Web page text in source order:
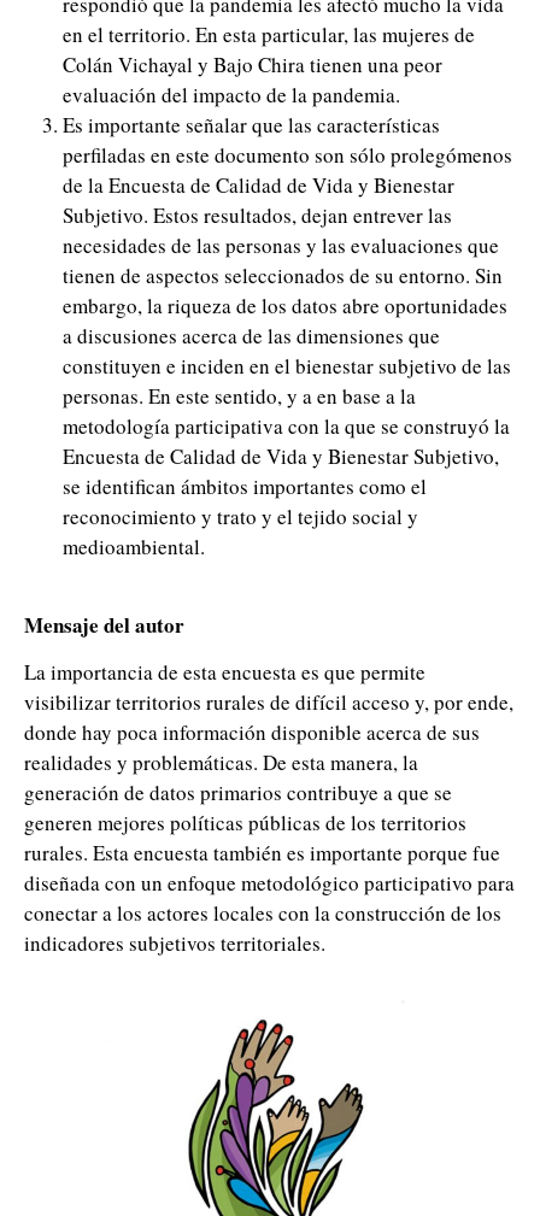
en el territorio. En esta particular, las mujeres de
Colán Vichayal y Bajo Chira tienen una peor
evaluación del impacto de la pandemia.
Es importante señalar que las características
perfiladas en este documento son sólo prolegómenos
de la Encuesta de Calidad de Vida y Bienestar
Subjetivo. Estos resultados, dejan entrever las
necesidades de las personas y las evaluaciones que
tienen de aspectos seleccionados de su entorno. Sin
embargo, la riqueza de los datos abre oportunidades
a discusiones acerca de las dimensiones que
constituyen e inciden en el bienestar subjetivo de las
personas. En este sentido, y a en base a la
metodología participativa con la que se construyó la
Encuesta de Calidad de Vida y Bienestar Subjetivo,
se identifican ámbitos importantes como el
reconocimiento y trato y el tejido social y
medioambiental.
Mensaje del autor
La importancia de esta encuesta es que permite
visibilizar territorios rurales de difícil acceso y, por ende,
donde hay poca información disponible acerca de sus
realidades y problemáticas. De esta manera, la
generación de datos primarios contribuye a que se
generen mejores políticas públicas de los territorios
rurales. Esta encuesta también es importante porque fue
diseñada con un enfoque metodológico participativo para
conectar a los actores locales con la construcción de los
indicadores subjetivos territoriales.